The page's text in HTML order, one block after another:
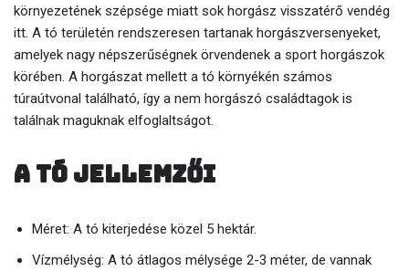
környezetének szépsége miatt sok horgász visszatérő vendég
itt. A tó területén rendszeresen tartanak horgászversenyeket,
amelyek nagy népszerűségnek örvendenek a sport horgászok
körében. A horgászat mellett a tó környékén számos
túraútvonal található, így a nem horgászó családtagok is
találnak maguknak elfoglaltságot.
A tó jellemzői
Méret: A tó kiterjedése közel 5 hektár.
Vízmélység: A tó átlagos mélysége 2-3 méter, de vannak